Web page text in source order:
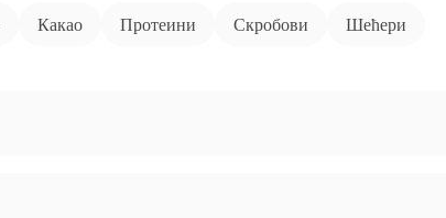
Какао Протеини Скробови Шећери